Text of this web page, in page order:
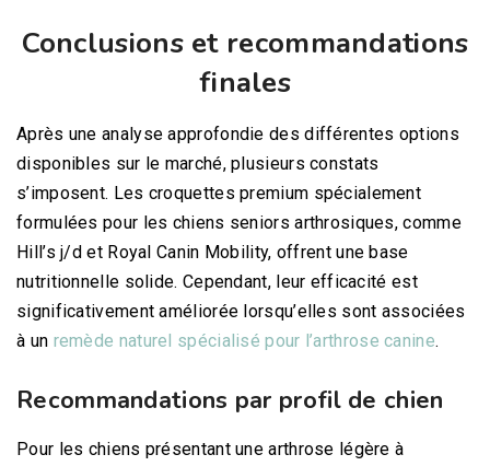
Conclusions et recommandations
finales
Après une analyse approfondie des différentes options
disponibles sur le marché, plusieurs constats
s’imposent. Les croquettes premium spécialement
formulées pour les chiens seniors arthrosiques, comme
Hill’s j/d et Royal Canin Mobility, offrent une base
nutritionnelle solide. Cependant, leur efficacité est
significativement améliorée lorsqu’elles sont associées
à un remède naturel spécialisé pour l’arthrose canine.
Recommandations par profil de chien
Pour les chiens présentant une arthrose légère à